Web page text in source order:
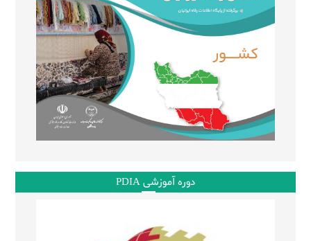
دوره آموزشی PDIA